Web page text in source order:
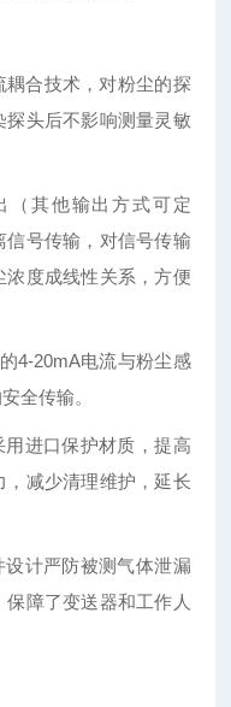
合技术，对粉尘的探
头后不影响测量灵敏
（其他输出方式可定
号传输，对信号传输
度成线性关系，方便
4-20mA电流与粉尘感
全传输。
进口保护材质，提高
减少清理维护，延长
计严防被测气体泄漏
障了变送器和工作人